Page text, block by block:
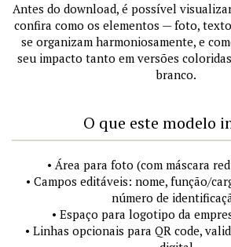
Antes do download, é possível
confira como os elementos — foto,
se organizam harmoniosamente, e
seu impacto tanto em versões
branco.
O que este modelo
• Área para foto (com máscara
• Campos editáveis: nome, função/
número de
• Espaço para logotipo da
• Linhas opcionais para QR code,